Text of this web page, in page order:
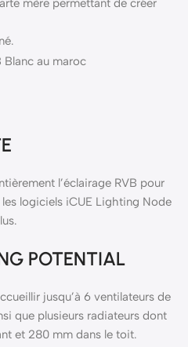
mère permettant de créer
l’éclairage RVB pour
les logiciels iCUE Lighting Node
POTENTIAL
jusqu’à 6 ventilateurs de
que plusieurs radiateurs dont
et 280 mm dans le toit.